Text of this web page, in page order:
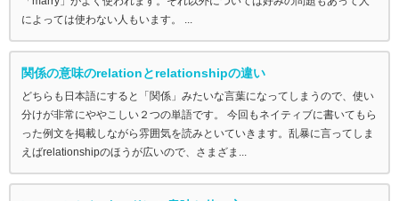
によっては使わない人もいます。 ...
関係の意味のrelationとrelationshipの違い
どちらも日本語にすると「関係」みたいな言葉になってしまうので、使い
分けが非常にややこしい２つの単語です。 今回もネイティブに書いてもら
った例文を掲載しながら雰囲気を読みといていきます。乱暴に言ってしま
えばrelationshipのほうが広いので、さまざま...